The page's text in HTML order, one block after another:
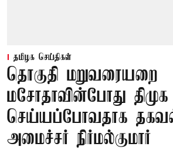
தமிழக செய்திகள்
தொகுதி மறுவரையறை
மசோதாவின்போது திமுக
செய்யப்போவதாக
அமைச்சர் நிர்மல்குமார்